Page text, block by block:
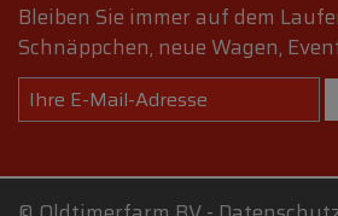
Bleiben Sie immer auf dem
Schnäppchen, neue Wagen,